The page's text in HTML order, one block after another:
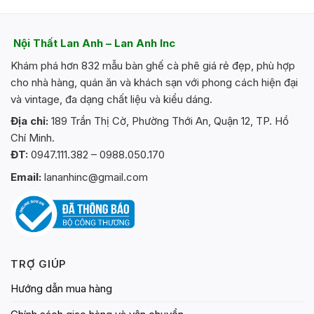
Nội Thất Lan Anh – Lan Anh Inc
Khám phá hơn 832 mẫu bàn ghế cà phê giá rẻ đẹp, phù hợp
cho nhà hàng, quán ăn và khách sạn với phong cách hiện đại
và vintage, đa dạng chất liệu và kiểu dáng.
Địa chỉ: 189 Trần Thị Cờ, Phường Thới An, Quận 12, TP. Hồ
Chí Minh.
ĐT: 0947.111.382 – 0988.050.170
Email: lananhinc@gmail.com
TRỢ GIÚP
Hướng dẫn mua hàng